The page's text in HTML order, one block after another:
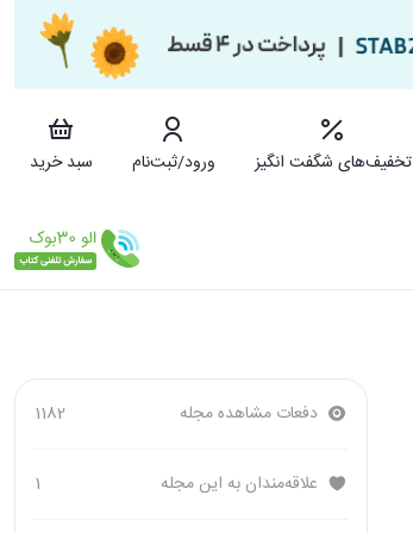
تخفیف‌های شگفت انگیز ورود/ثبت‌نام
سبد خرید
دفعات مشاهده مجله 1182
علاقه‌مندان به این مجله 1